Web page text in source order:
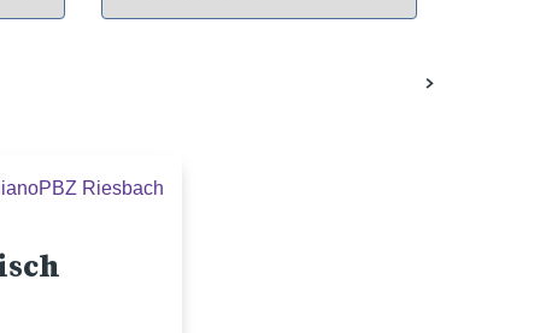
PBZ Riesbach